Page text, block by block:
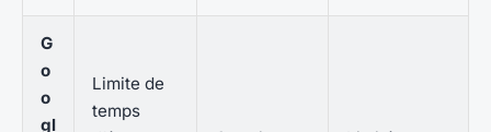
G
o
o
gl
Limite de
temps